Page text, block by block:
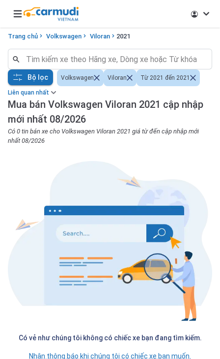
Open main menu
Trang chủ Volkswagen Viloran 2021
Liên quan nhất
Mua bán Volkswagen Viloran 2021 cập nhập
mới nhất 08/2026
Có 0 tin bán xe cho Volkswagen Viloran 2021 giá từ đến cập nhập mới
nhất 08/2026
Bộ lọc Volkswagen Viloran Từ 2021 đến 2021
Có vẻ như chúng tôi không có chiếc xe bạn đang tìm kiếm.
Nhận thông báo khi chúng tôi có chiếc xe bạn muốn.